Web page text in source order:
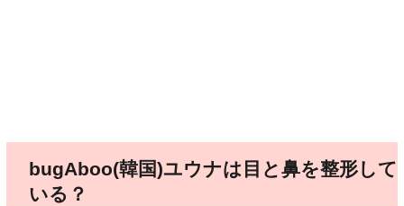
bugAboo(韓国)ユウナは目と鼻を整形して
いる？